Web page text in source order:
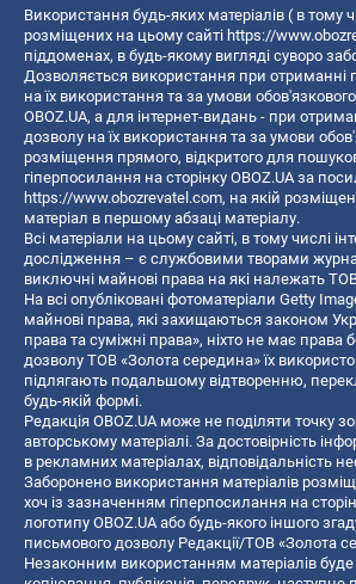
Використання будь-яких матеріалів ( в тому
розміщених на цьому сайті https://
піддоменах, в будь-якому вигляді суворо
Дозволяється використання при отриманні
на їх використання та за умови
OBOZ.UA, а для інтернет-видань - при
дозволу на їх використання та за умови
розміщення прямого, відкритого для
гіперпосилання на сторінку OBOZ.UA за
https://www.obozrevatel.com, на якій
матеріал в першому абзаці матеріалу.
Всі матеріали на цьому сайті, в тому числі
дослідження – є службовими творами
виключні майнові права на які належать
На всі опубліковані фотоматеріали Getty
майнові права, які захищаються законом
права та суміжні права», ніхто не має права
дозволу ТОВ «Золота середина» їх
підлягають подальшому відтворенню,
будь-якій формі.
Редакція OBOZ.UA може не поділяти точку
авторському матеріалі. За достовірність
в рекламних матеріалах, відповідальність
Заборонено використання матеріалів
хоч із зазначенням гіперпосилання на
логотипу OBOZ.UA або будь-якого іншого
письмового дозволу Редакції/ТОВ «Золота
Незаконним використанням матеріалів